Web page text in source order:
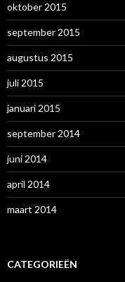
oktober 2015
september 2015
augustus 2015
juli 2015
januari 2015
september 2014
juni 2014
april 2014
maart 2014
CATEGORIEËN